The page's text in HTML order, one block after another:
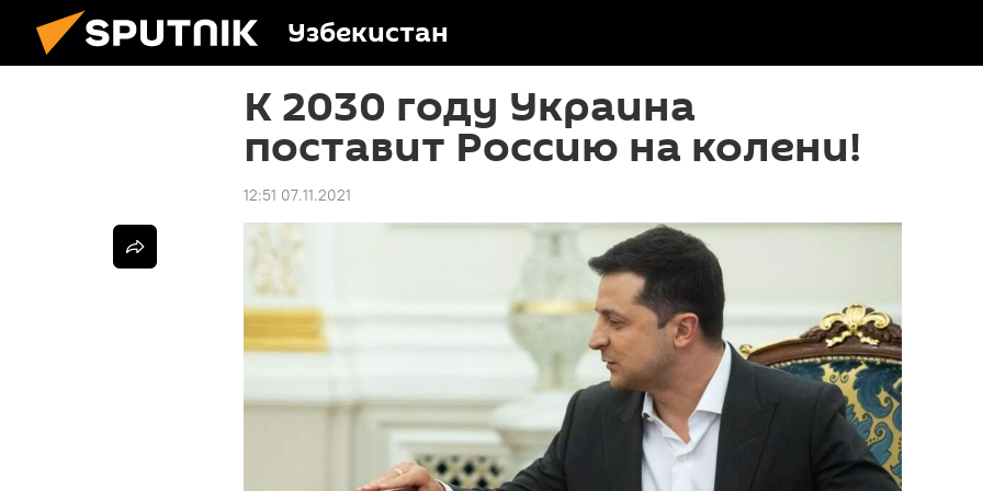
Узбекистан
К 2030 году Украина
поставит Россию на колени!
12:51 07.11.2021